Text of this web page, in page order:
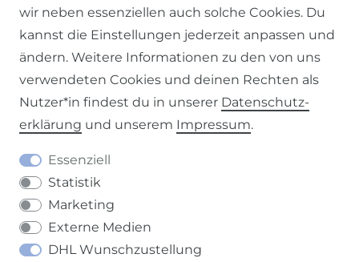
Impressum Daten­schutz­erklärung AGB
Barrierefreiheitserklärung
VERTRAG WIDERRUFEN
wir neben essenziellen auch solche Cookies. Du
kannst die Einstellungen jederzeit anpassen und
ändern. Weitere Informationen zu den von uns
verwendeten Cookies und deinen Rechten als
Nutzer*in findest du in unserer Daten­schutz­
erklärung und unserem Impressum.
Essenziell
Statistik
Marketing
Externe Medien
DHL Wunschzustellung